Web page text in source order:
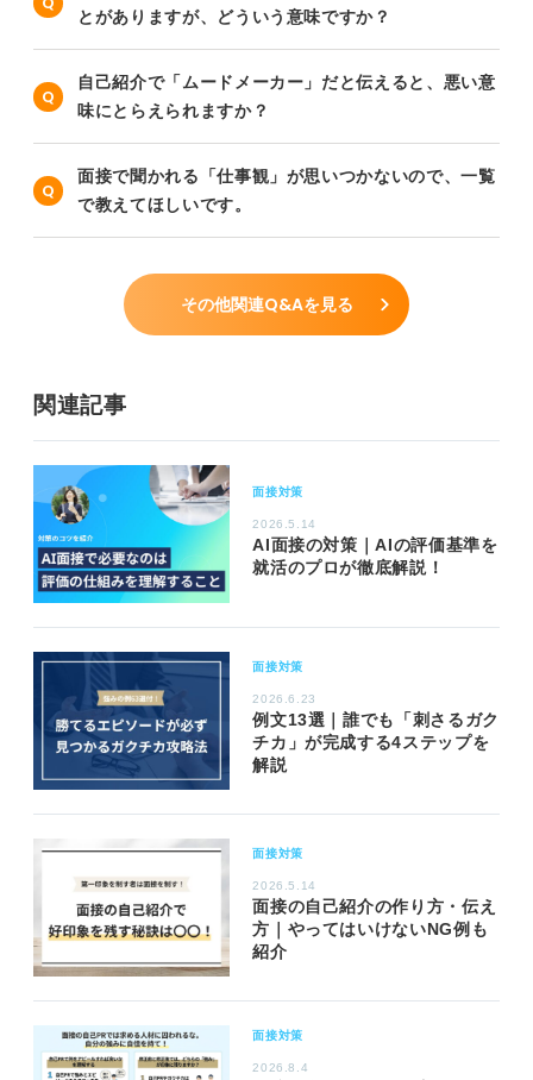
とがありますが、どういう意味ですか？
自己紹介で「ムードメーカー」だと伝えると、悪い意
味にとらえられますか？
面接で聞かれる「仕事観」が思いつかないので、一覧
で教えてほしいです。
その他関連Q&Aを見る
関連記事
面接対策
2026.5.14
AI面接の対策｜AIの評価基準を
就活のプロが徹底解説！
面接対策
2026.6.23
例文13選｜誰でも「刺さるガク
チカ」が完成する4ステップを
解説
面接対策
2026.5.14
面接の自己紹介の作り方・伝え
方｜やってはいけないNG例も
紹介
面接対策
2026.8.4